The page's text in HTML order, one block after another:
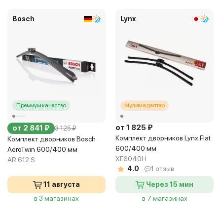
Bosch
Премиум качество
от 2 841 ₽ 3 125 ₽
Комплект дворников Bosch
AeroTwin 600/400 мм
AR 612 S
11 августа
в 3 магазинах
Lynx
Мультиадаптер
от 1 825 ₽
Комплект дворников Lynx Flat
600/400 мм
XF6040H
4.0
1 отзыв
Через 15 мин
в 7 магазинах